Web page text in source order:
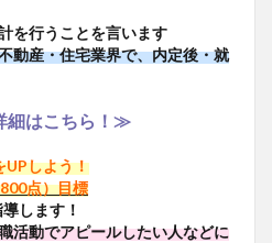
を行うことを言います
動産・住宅業界で、内定後・就
細はこちら！≫
しよう！
点）目標
します！
活動でアピールしたい人などに